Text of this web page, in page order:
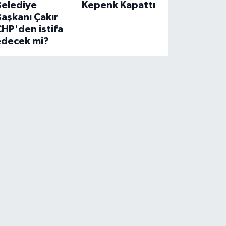
Çakır
istifa
mi?
Kepenk Kapattı